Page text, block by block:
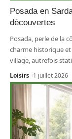
Posada en
découvertes
Posada, perle de la
charme historique
village, autrefois
Loisirs 1 juillet 2026